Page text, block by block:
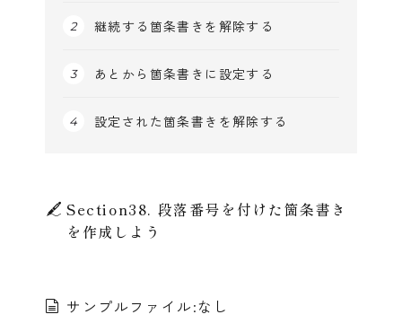
継続する箇条書きを解除する
あとから箇条書きに設定する
設定された箇条書きを解除する
Section38. 段落番号を付けた箇条書き
を作成しよう
サンプルファイル:なし